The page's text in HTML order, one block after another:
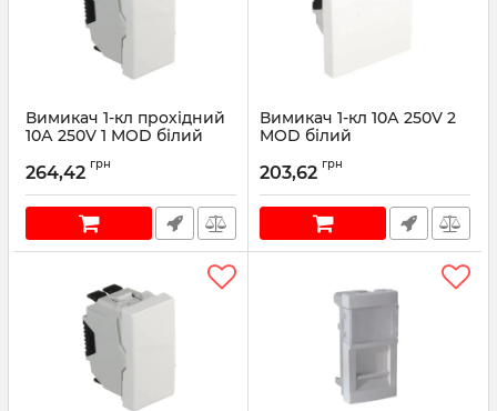
Вимикач 1-кл прохідний
10А 250V 1 MOD білий
264,42 грн
Вимикач 1-кл 10А 250V 2
MOD білий
203,62 грн